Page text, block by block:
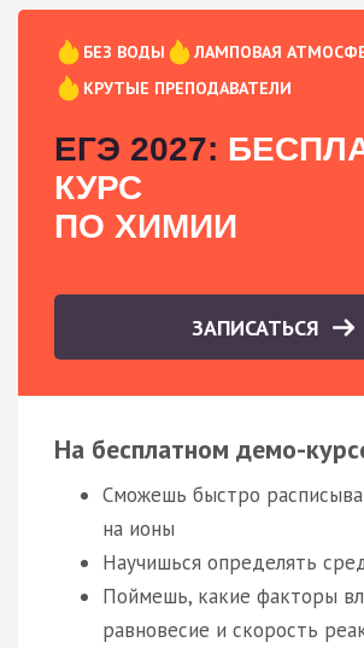
БЕЗ ВОДЫ
ЛАМПОВАЯ
КРУТЫЕ ПРЕПОДАВАТЕЛИ
ЕГЭ 2027:
КУРС
ПО ХИМИИ
ЗАПИСАТЬСЯ
На бесплатном демо-
Сможешь быстро
на ионы
Научишься определять
Поймешь, какие факторы
равновесие и скорость